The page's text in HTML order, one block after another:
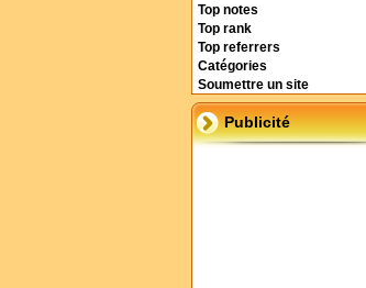
Top notes
Top rank
Top referrers
Catégories
Soumettre un site
Publicité